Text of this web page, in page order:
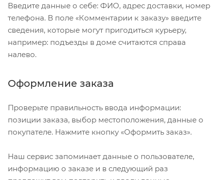
Введите данные о себе: ФИО, адрес доставки, номер
телефона. В поле «Комментарии к заказу» введите
сведения, которые могут пригодиться курьеру,
например: подъезды в доме считаются справа
налево.
Оформление заказа
Проверьте правильность ввода информации:
позиции заказа, выбор местоположения, данные о
покупателе. Нажмите кнопку «Оформить заказ».
Наш сервис запоминает данные о пользователе,
информацию о заказе и в следующий раз